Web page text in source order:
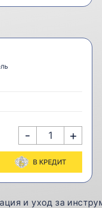
- +
В КРЕДИТ
и уход за